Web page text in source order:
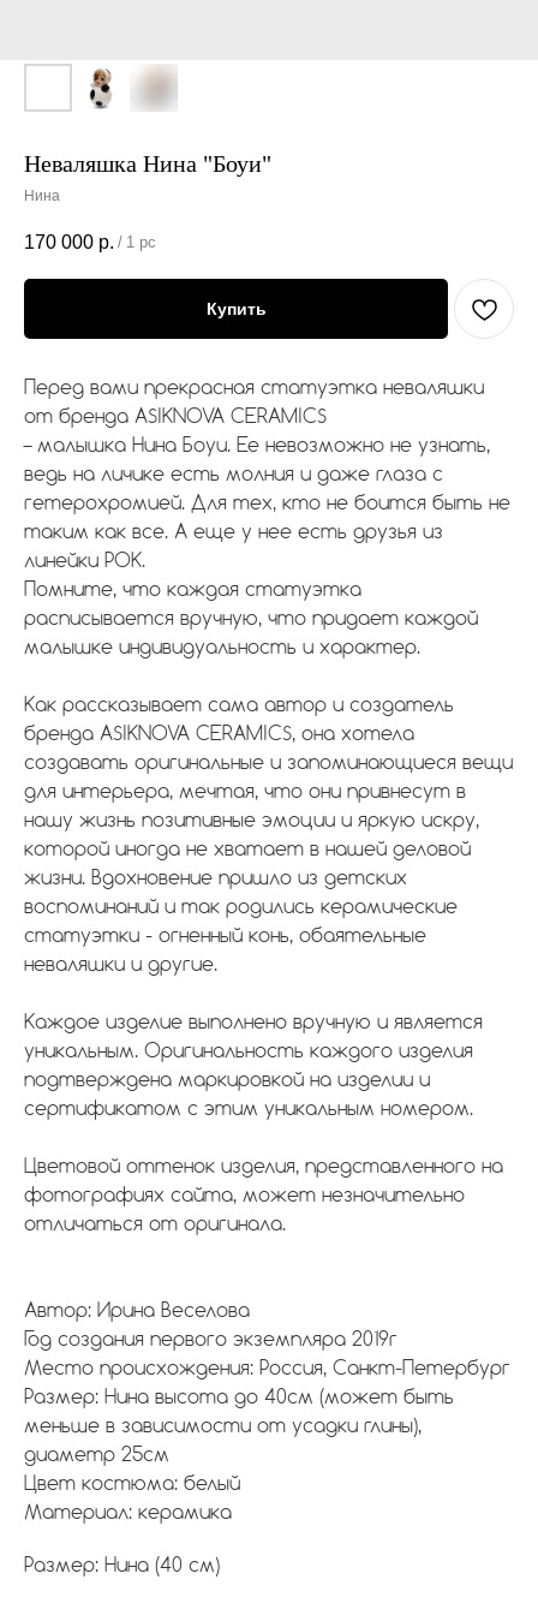
Неваляшка Нина "Боуи"
Нина
170 000 р. / 1 pc
Купить
Перед вами прекрасная статуэтка неваляшки
от бренда ASIKNOVA CERAMICS
– малышка Нина Боуи. Ее невозможно не узнать,
ведь на личике есть молния и даже глаза с
гетерохромией. Для тех, кто не боится быть не
таким как все. А еще у нее есть друзья из
линейки РОК.
Помните, что каждая статуэтка
расписывается вручную, что придает каждой
малышке индивидуальность и характер.
Как рассказывает сама автор и создатель
бренда ASIKNOVA CERAMICS, она хотела
создавать оригинальные и запоминающиеся вещи
для интерьера, мечтая, что они привнесут в
нашу жизнь позитивные эмоции и яркую искру,
которой иногда не хватает в нашей деловой
жизни. Вдохновение пришло из детских
воспоминаний и так родились керамические
статуэтки - огненный конь, обаятельные
неваляшки и другие.
Каждое изделие выполнено вручную и является
уникальным. Оригинальность каждого изделия
подтверждена маркировкой на изделии и
сертификатом с этим уникальным номером.
Цветовой оттенок изделия, представленного на
фотографиях сайта, может незначительно
отличаться от оригинала.
Автор: Ирина Веселова
Год создания первого экземпляра 2019г
Место происхождения: Россия, Санкт-Петербург
Размер: Нина высота до 40см (может быть
меньше в зависимости от усадки глины),
диаметр 25см
Цвет костюма: белый
Материал: керамика
Размер: Нина (40 см)